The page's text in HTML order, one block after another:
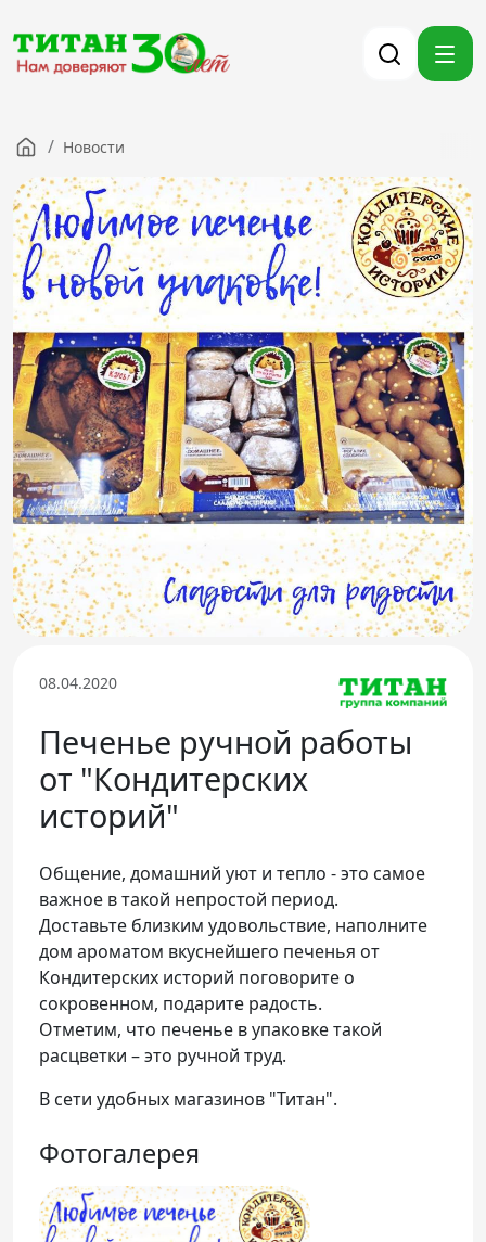
Компания
Партнерам
Тендеры
Вакансии
Новости
Контакты
Версия для слабовидящих
8 (3012) 411-099
Телефон доверия
/ Новости
08.04.2020
Печенье ручной работы
от "Кондитерских
историй"
Общение, домашний уют и тепло - это самое
важное в такой непростой период.
Доставьте близким удовольствие, наполните
дом ароматом вкуснейшего печенья от
Кондитерских историй поговорите о
сокровенном, подарите радость.
Отметим, что печенье в упаковке такой
расцветки – это ручной труд.
В сети удобных магазинов "Титан".
Фотогалерея